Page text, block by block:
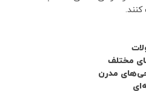
مختلف
مدرن